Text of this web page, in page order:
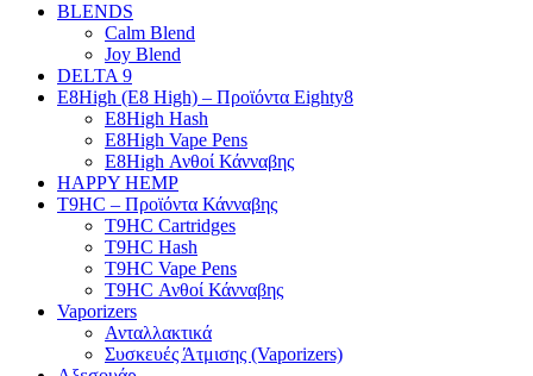
BLENDS
Calm Blend
Joy Blend
DELTA 9
E8High (E8 High) – Προϊόντα Eighty8
E8High Hash
E8High Vape Pens
E8High Ανθοί Κάνναβης
HAPPY HEMP
T9HC – Προϊόντα Κάνναβης
T9HC Cartridges
T9HC Hash
T9HC Vape Pens
T9HC Ανθοί Κάνναβης
Vaporizers
Ανταλλακτικά
Συσκευές Άτμισης (Vaporizers)